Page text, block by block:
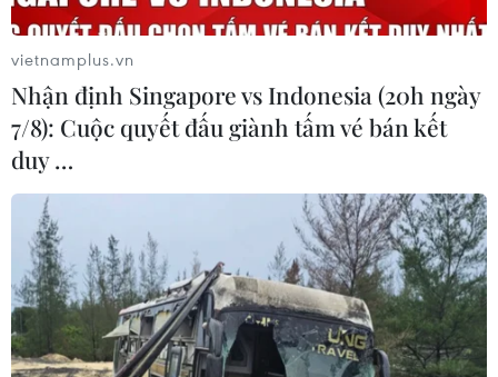
các đối tượng giao dịch khoảng 100 tỷ.
vietnamplus.vn
Nhận định Singapore vs Indonesia (20h ngày
7/8): Cuộc quyết đấu giành tấm vé bán kết
duy …